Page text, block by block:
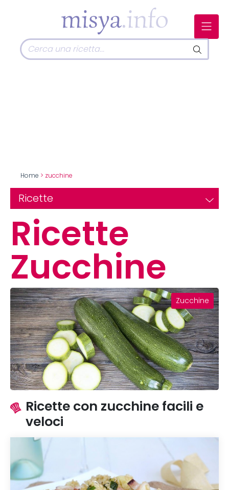
Home > zucchine
Ricette
Ricette
Zucchine
Zucchine
Ricette con zucchine facili e
veloci